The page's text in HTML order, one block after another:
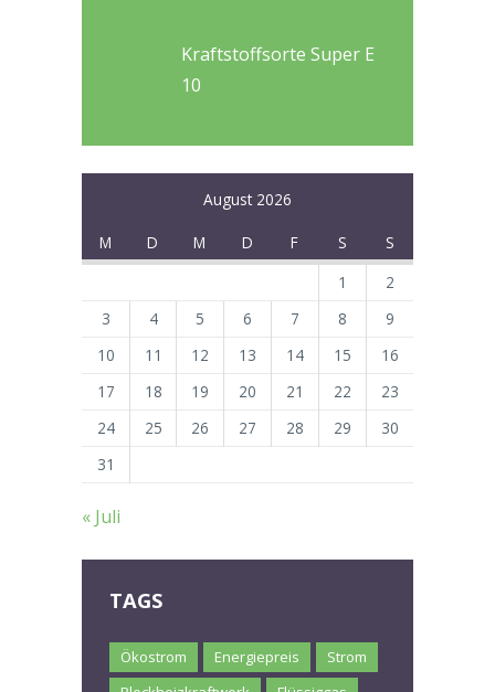
Kraftstoffsorte Super E
10
August 2026
M D M D F S
S
1
2
3
4 5 6 7 8
9
10
11 12 13 14 15
16
17
18 19 20 21 22
23
24
25 26 27 28 29
30
31
« Juli
TAGS
Ökostrom Energiepreis
Strom